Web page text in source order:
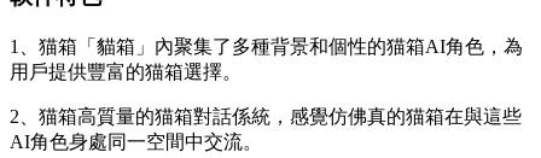
1、猫箱「貓箱」內聚集了多種背景和個性的猫箱AI角色，為
用戶提供豐富的猫箱選擇。
2、猫箱高質量的猫箱對話係統，感覺仿佛真的猫箱在與這些
AI角色身處同一空間中交流。